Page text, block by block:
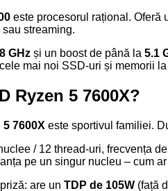
este procesorul rațional. Oferă
streaming.
GHz și un boost de până la 5.1
mai noi SSD-uri și memorii
Ryzen 5 7600X?
5 7600X este sportivul familiei.
/ 12 thread-uri, frecvența
pe un singur nucleu – cum
are un TDP de 105W (față